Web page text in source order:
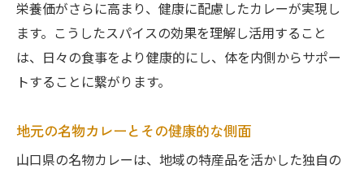
栄養価がさらに高まり、健康に配慮したカレーが実現し
ます。こうしたスパイスの効果を理解し活用すること
は、日々の食事をより健康的にし、体を内側からサポー
トすることに繋がります。
地元の名物カレーとその健康的な側面
山口県の名物カレーは、地域の特産品を活かした独自の